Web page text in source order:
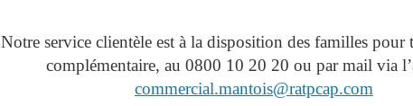
Notre service clientèle est à la disposition des familles pour
complémentaire, au 0800 10 20 20 ou par mail via
commercial.mantois@ratpcap.com